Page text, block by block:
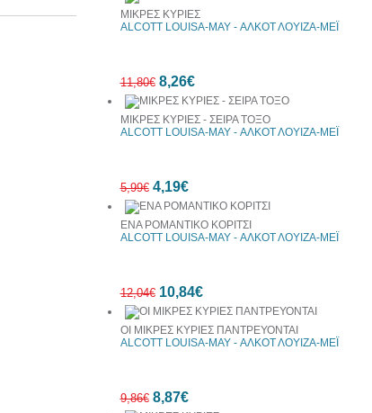
ΜΙΚΡΕΣ ΚΥΡΙΕΣ
ALCOTT LOUISA-MAY - ΑΛΚΟΤ ΛΟΥΙΖΑ-ΜΕΪ
11,80€ 8,26€
ΜΙΚΡΕΣ ΚΥΡΙΕΣ - ΣΕΙΡΑ ΤΟΞΟ
ALCOTT LOUISA-MAY - ΑΛΚΟΤ ΛΟΥΙΖΑ-ΜΕΪ
5,99€ 4,19€
ΕΝΑ ΡΟΜΑΝΤΙΚΟ ΚΟΡΙΤΣΙ
ALCOTT LOUISA-MAY - ΑΛΚΟΤ ΛΟΥΙΖΑ-ΜΕΪ
12,04€ 10,84€
ΟΙ ΜΙΚΡΕΣ ΚΥΡΙΕΣ ΠΑΝΤΡΕΥΟΝΤΑΙ
ALCOTT LOUISA-MAY - ΑΛΚΟΤ ΛΟΥΙΖΑ-ΜΕΪ
9,86€ 8,87€